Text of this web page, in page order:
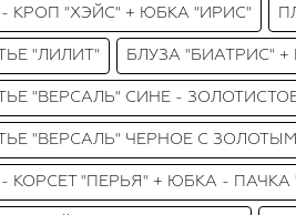
КРОП "ХЭЙС" + ЮБКА "ИРИС"
"ЛИЛИТ" БЛУЗА "БИАТРИС"
"ВЕРСАЛЬ" СИНЕ -
"ВЕРСАЛЬ" ЧЕРНОЕ С ЗОЛОТЫМ
КОРСЕТ "ПЕРЬЯ" + ЮБКА - ПАЧКА